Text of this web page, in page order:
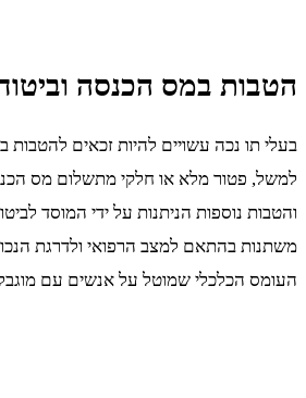
הטבות במס הכנסה
בעלי תו נכה עשויים להיות זכאים להטבות
למשל, פטור מלא או חלקי מתשלום מס
והטבות נוספות הניתנות על ידי המוסד
משתנות בהתאם למצב הרפואי ולדרגת
העומס הכלכלי שמוטל על אנשים עם